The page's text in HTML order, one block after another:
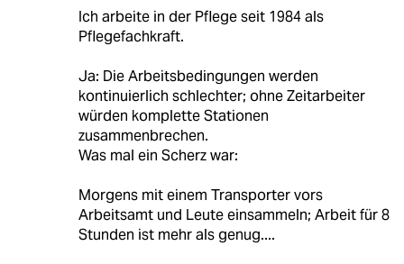
Ich arbeite in der Pflege seit 1984 als
Pflegefachkraft.
Ja: Die Arbeitsbedingungen werden
kontinuierlich schlechter; ohne Zeitarbeiter
würden komplette Stationen
zusammenbrechen.
Was mal ein Scherz war:
Morgens mit einem Transporter vors
Arbeitsamt und Leute einsammeln; Arbeit für 8
Stunden ist mehr als genug....